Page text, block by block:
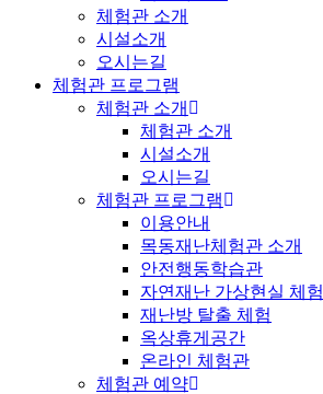
체험관 소개
시설소개
오시는길
체험관 프로그램
체험관 소개
체험관 소개
시설소개
오시는길
체험관 프로그램
이용안내
목동재난체험관 소개
안전행동학습관
자연재난 가상현실 체험
재난방 탈출 체험
옥상휴게공간
온라인 체험관
체험관 예약